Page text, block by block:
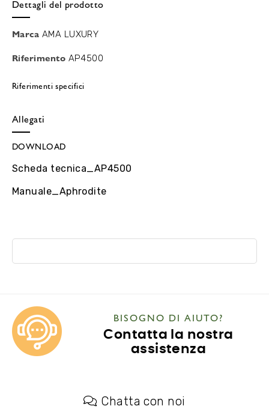
Dettagli del prodotto
Marca AMA LUXURY
Riferimento AP4500
Riferimenti specifici
Allegati
DOWNLOAD
Scheda tecnica_AP4500
Manuale_Aphrodite
BISOGNO DI AIUTO?
Contatta la nostra
assistenza
Chatta con noi